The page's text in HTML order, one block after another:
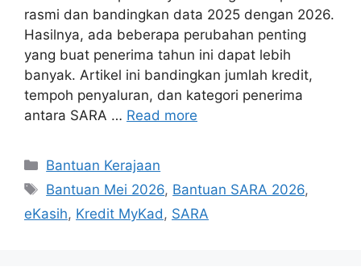
rasmi dan bandingkan data 2025 dengan 2026.
Hasilnya, ada beberapa perubahan penting
yang buat penerima tahun ini dapat lebih
banyak. Artikel ini bandingkan jumlah kredit,
tempoh penyaluran, dan kategori penerima
antara SARA … Read more
Categories
Bantuan Kerajaan
Tags
Bantuan Mei 2026, Bantuan SARA 2026,
eKasih, Kredit MyKad , SARA